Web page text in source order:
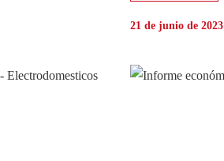
21 de junio de 2023